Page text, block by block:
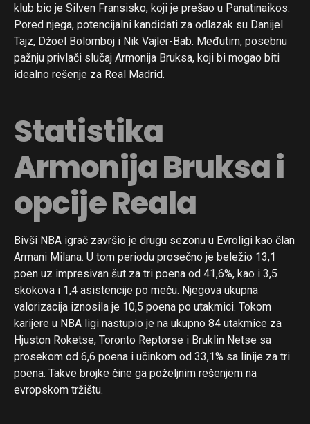
klub bio je Silven Fransisko, koji je prešao u Panatinaikos.
Pored njega, potencijalni kandidati za odlazak su Danijel
Tajz, Džoel Bolomboj i Nik Vajler-Bab. Međutim, posebnu
pažnju privlači slučaj Armonija Bruksa, koji bi mogao biti
idealno rešenje za Real Madrid.
Statistika
Armonija Bruksa i
opcije Reala
Bivši NBA igrač završio je drugu sezonu u Evroligi kao član
Armani Milana. U tom periodu prosečno je beležio 13,1
poen uz impresivan šut za tri poena od 41,6%, kao i 3,5
skokova i 1,4 asistencije po meču. Njegova ukupna
valorizacija iznosila je 10,5 poena po utakmici. Tokom
karijere u NBA ligi nastupio je na ukupno 84 utakmice za
Hjuston Roketse, Toronto Reptorse i Bruklin Netse sa
prosekom od 6,6 poena i učinkom od 33,1% sa linije za tri
poena. Takve brojke čine ga poželjnim rešenjem na
evropskom tržištu.